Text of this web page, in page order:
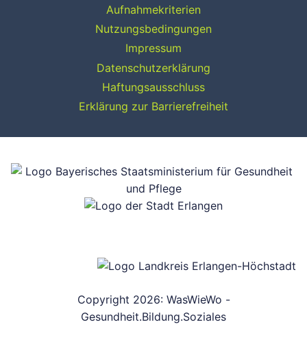
Aufnahmekriterien
Nutzungsbedingungen
Impressum
Datenschutzerklärung
Haftungsausschluss
Erklärung zur Barrierefreiheit
Copyright 2026: WasWieWo -
Gesundheit.Bildung.Soziales